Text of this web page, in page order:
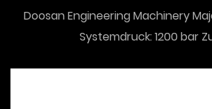
Doosan Engineering Machinery